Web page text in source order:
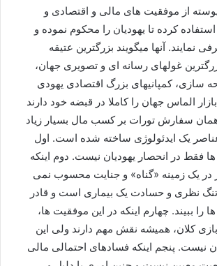
از موفقیت های مالی و اقتصادی و
کرده تا یهودیان را محکوم نموده و
نمایند. آنها میگویند بزرگترین عتیقه
غولهای رسانه ای و تصویری جهان،
سازی، کمپانیهای بزرگ اقتصادی یهودی
الماس جهان را کاملا در قبضه خود دارند
همان سفارش تورات بر کسب مال بسیار زیاد
یک ایدئولوژی ساخته شده است. اول
فقط در انحصار یهودیان نیست. دوم اینکه
یک زمینه «گناه» و جنایت محسوب نمی
نظری و حسادت یک بیماری است و قادر
ببیند. چهارم اینکه در این موفقیت ها،
کلان، همیشه نقش مهم دارند ولی این
نیست. پنجم اینکه فسادهای احتمالی مالی